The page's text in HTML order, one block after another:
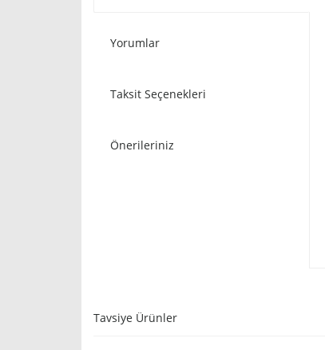
Yorumlar
Taksit Seçenekleri
Önerileriniz
Tavsiye Ürünler